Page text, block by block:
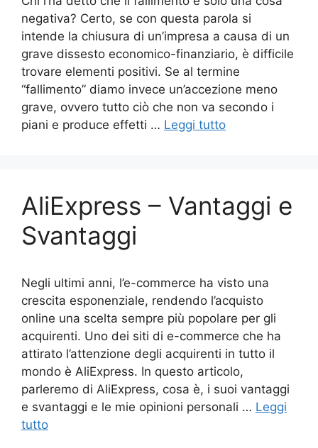
negativa? Certo, se con questa parola si
intende la chiusura di un’impresa a causa di un
grave dissesto economico-finanziario, è difficile
trovare elementi positivi. Se al termine
“fallimento” diamo invece un’accezione meno
grave, ovvero tutto ciò che non va secondo i
piani e produce effetti … Leggi tutto
AliExpress – Vantaggi e
Svantaggi
Negli ultimi anni, l’e-commerce ha visto una
crescita esponenziale, rendendo l’acquisto
online una scelta sempre più popolare per gli
acquirenti. Uno dei siti di e-commerce che ha
attirato l’attenzione degli acquirenti in tutto il
mondo è AliExpress. In questo articolo,
parleremo di AliExpress, cosa è, i suoi vantaggi
e svantaggi e le mie opinioni personali … Leggi
tutto